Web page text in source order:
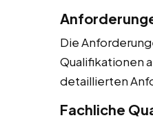
Die
Qualifikationen
detaillierten
Fachliche